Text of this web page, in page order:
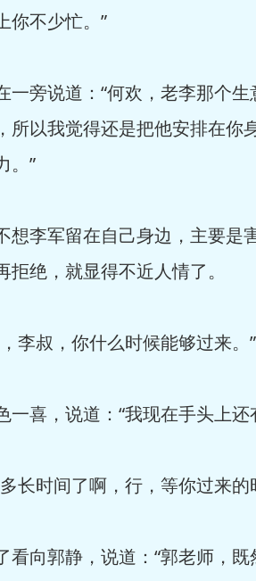
你不少忙。”
一旁说道：“何欢，老李那个
所以我觉得还是把他安排在你
。”
想李军留在自己身边，主要是
拒绝，就显得不近人情了。
李叔，你什么时候能够过来。”
喜，说道：“我现在手头上
长时间了啊，行，等你过来
向郭静，说道：“郭老师，